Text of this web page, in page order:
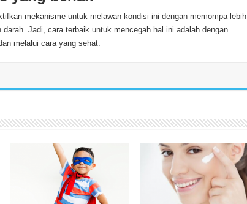
mekanisme untuk melawan kondisi ini dengan memompa lebih
Jadi, cara terbaik untuk mencegah hal ini adalah dengan
melalui cara yang sehat.